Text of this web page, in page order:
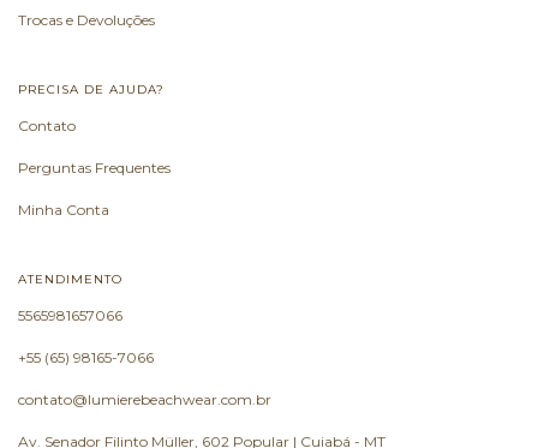
Trocas e Devoluções
PRECISA DE AJUDA?
Contato
Perguntas Frequentes
Minha Conta
ATENDIMENTO
5565981657066
+55 (65) 98165-7066
contato@lumierebeachwear.com.br
Av. Senador Filinto Müller, 602 Popular | Cuiabá - MT